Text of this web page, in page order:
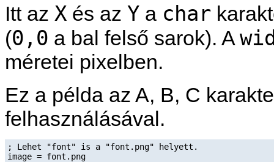
Itt az X és az Y a char
(0,0 a bal felső sarok). A
méretei pixelben.
Ez a példa az A, B, C
felhasználásával.
; Lehet "font" is a "font.png" helyett.
image = font.png